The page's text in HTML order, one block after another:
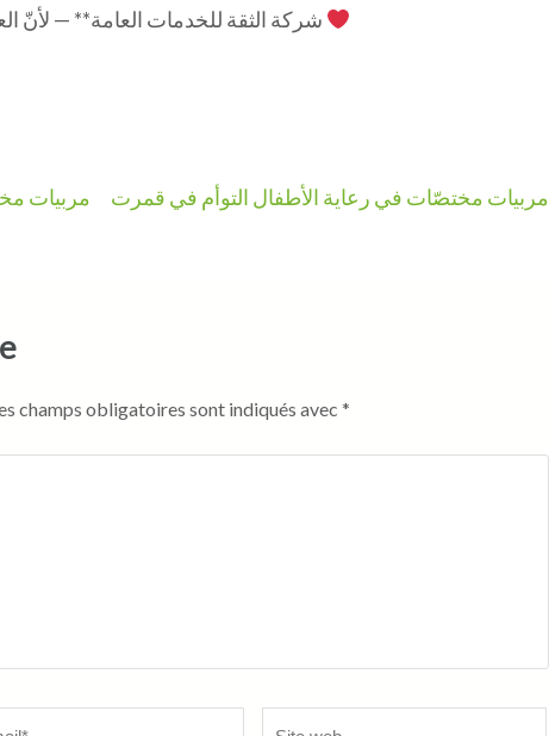
مربيات
مربيات مختصّات في رعاية الأطفال التوأم في قمرت
champs obligatoires sont indiqués avec *